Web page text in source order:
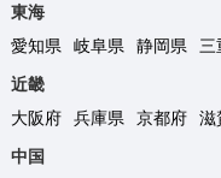
東海
愛知県
岐阜県 静岡県
三
近畿
大阪府
兵庫県 京都府 滋
中国